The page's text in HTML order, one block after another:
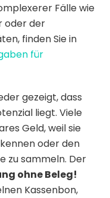
Fälle wie
oder der
finden Sie in
für
gezeigt, dass
liegt. Viele
Geld, weil sie
oder den
zu sammeln. Der
ohne Beleg!
Kassenbon,